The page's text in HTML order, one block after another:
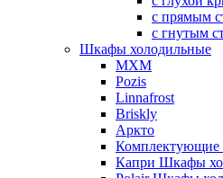
с прямым
с гнутым
Шкафы холодильные
МХМ
Pozis
Linnafrost
Briskly
Аркто
Комплектующие
Капри Шкафы